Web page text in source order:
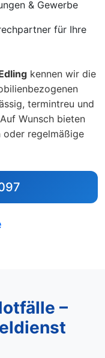
& Gewerbe
für Ihre
kennen wir die
termintreu und
Wunsch bieten
oder regelmäßige
–